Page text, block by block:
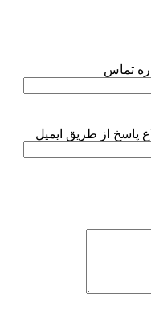
تماس
پاسخ از طریق ایمیل